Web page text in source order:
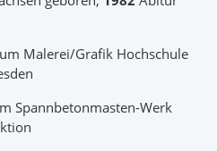
Malerei/Grafik Hochschule
Spannbetonmasten-Werk